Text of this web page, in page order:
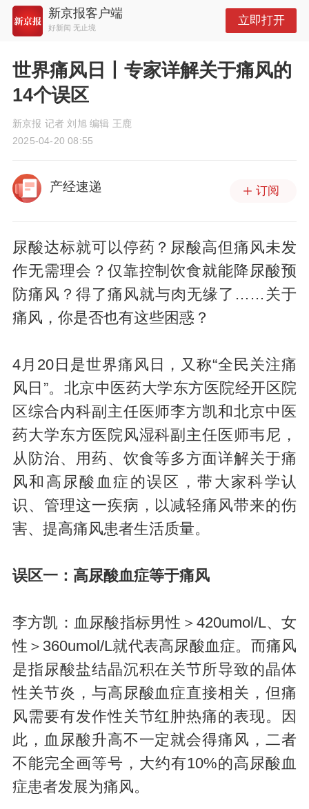
新京报客户端
好新闻 无止境
立即打开
世界痛风日丨专家详解关于痛风的
14个误区
新京报 记者 刘旭 编辑 王鹿
2025-04-20 08:55
产经速递 订阅
尿酸达标就可以停药？尿酸高但痛风未发
作无需理会？仅靠控制饮食就能降尿酸预
防痛风？得了痛风就与肉无缘了……关于
痛风，你是否也有这些困惑？
4月20日是世界痛风日，又称“全民关注痛
风日”。北京中医药大学东方医院经开区院
区综合内科副主任医师李方凯和北京中医
药大学东方医院风湿科副主任医师韦尼，
从防治、用药、饮食等多方面详解关于痛
风和高尿酸血症的误区，带大家科学认
识、管理这一疾病，以减轻痛风带来的伤
害、提高痛风患者生活质量。
误区一：高尿酸血症等于痛风
李方凯：血尿酸指标男性＞420umol/L、女
性＞360umol/L就代表高尿酸血症。而痛风
是指尿酸盐结晶沉积在关节所导致的晶体
性关节炎，与高尿酸血症直接相关，但痛
风需要有发作性关节红肿热痛的表现。因
此，血尿酸升高不一定就会得痛风，二者
不能完全画等号，大约有10%的高尿酸血
症患者发展为痛风。